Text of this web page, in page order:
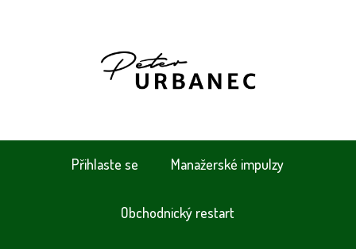
Přihlaste se Manažerské impulzy
Obchodnický restart